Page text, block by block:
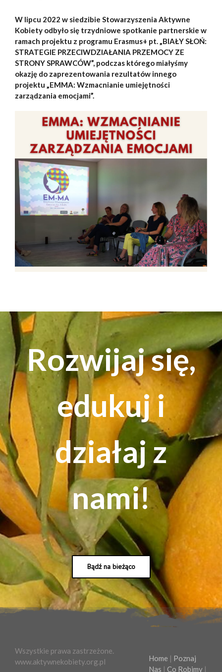
W lipcu 2022 w siedzibie Stowarzyszenia Aktywne
Kobiety odbyło się trzydniowe spotkanie partnerskie w
ramach projektu z programu Erasmus+ pt. „BIAŁY SŁOŃ:
STRATEGIE PRZECIWDZIAŁANIA PRZEMOCY ZE
STRONY SPRAWCÓW”, podczas którego miałyśmy
okazję do zaprezentowania rezultatów innego
projektu „EMMA: Wzmacnianie umiejętności
zarządzania emocjami”.
Rozwijaj się,
edukuj i
działaj z
nami!
Bądź na bieżąco
Wszystkie prawa zastrzeżone.
www.aktywnekobiety.org.pl
Home | Poznaj
Nas | Co Robimy |